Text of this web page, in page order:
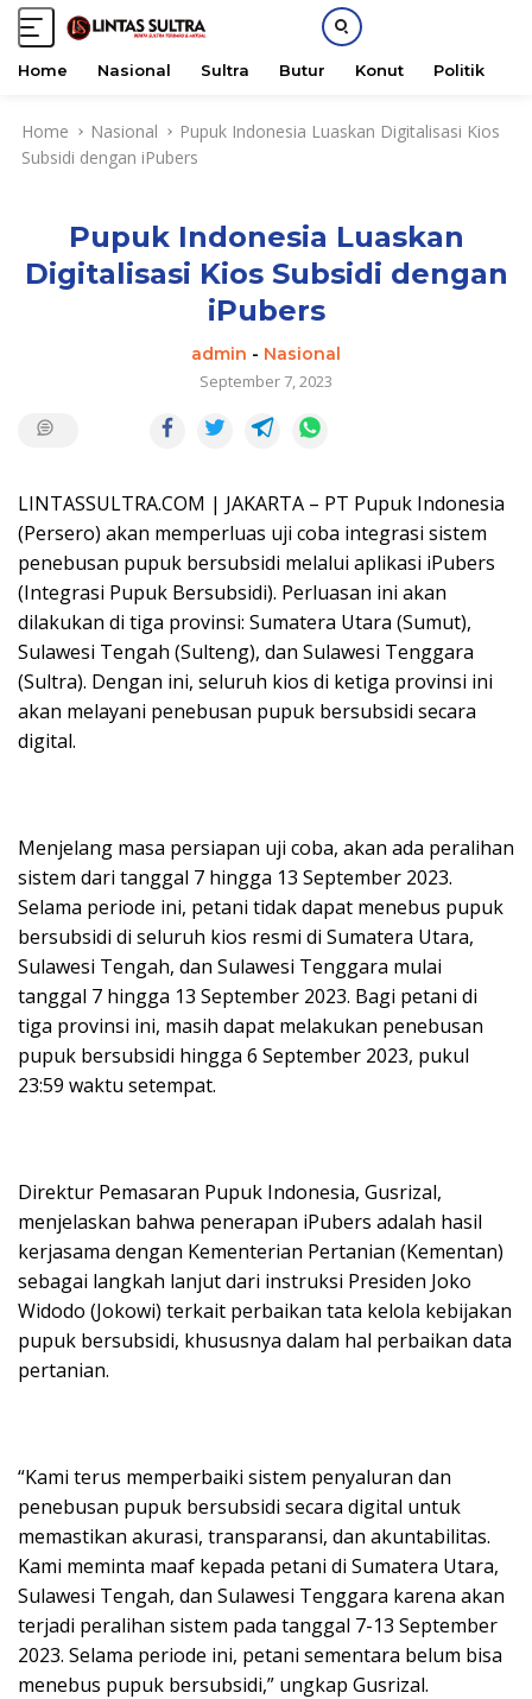
Home Nasional Sultra Butur Konut Politik
Home Nasional
Pupuk Indonesia Luaskan Digitalisasi Kios
Subsidi dengan iPubers
Pupuk Indonesia Luaskan
Digitalisasi Kios Subsidi dengan
iPubers
admin - Nasional
September 7, 2023
LINTASSULTRA.COM | JAKARTA – PT Pupuk Indonesia
(Persero) akan memperluas uji coba integrasi sistem
penebusan pupuk bersubsidi melalui aplikasi iPubers
(Integrasi Pupuk Bersubsidi). Perluasan ini akan
dilakukan di tiga provinsi: Sumatera Utara (Sumut),
Sulawesi Tengah (Sulteng), dan Sulawesi Tenggara
(Sultra). Dengan ini, seluruh kios di ketiga provinsi ini
akan melayani penebusan pupuk bersubsidi secara
digital.
Menjelang masa persiapan uji coba, akan ada peralihan
sistem dari tanggal 7 hingga 13 September 2023.
Selama periode ini, petani tidak dapat menebus pupuk
bersubsidi di seluruh kios resmi di Sumatera Utara,
Sulawesi Tengah, dan Sulawesi Tenggara mulai
tanggal 7 hingga 13 September 2023. Bagi petani di
tiga provinsi ini, masih dapat melakukan penebusan
pupuk bersubsidi hingga 6 September 2023, pukul
23:59 waktu setempat.
Direktur Pemasaran Pupuk Indonesia, Gusrizal,
menjelaskan bahwa penerapan iPubers adalah hasil
kerjasama dengan Kementerian Pertanian (Kementan)
sebagai langkah lanjut dari instruksi Presiden Joko
Widodo (Jokowi) terkait perbaikan tata kelola kebijakan
pupuk bersubsidi, khususnya dalam hal perbaikan data
pertanian.
“Kami terus memperbaiki sistem penyaluran dan
penebusan pupuk bersubsidi secara digital untuk
memastikan akurasi, transparansi, dan akuntabilitas.
Kami meminta maaf kepada petani di Sumatera Utara,
Sulawesi Tengah, dan Sulawesi Tenggara karena akan
terjadi peralihan sistem pada tanggal 7-13 September
2023. Selama periode ini, petani sementara belum bisa
menebus pupuk bersubsidi,” ungkap Gusrizal.